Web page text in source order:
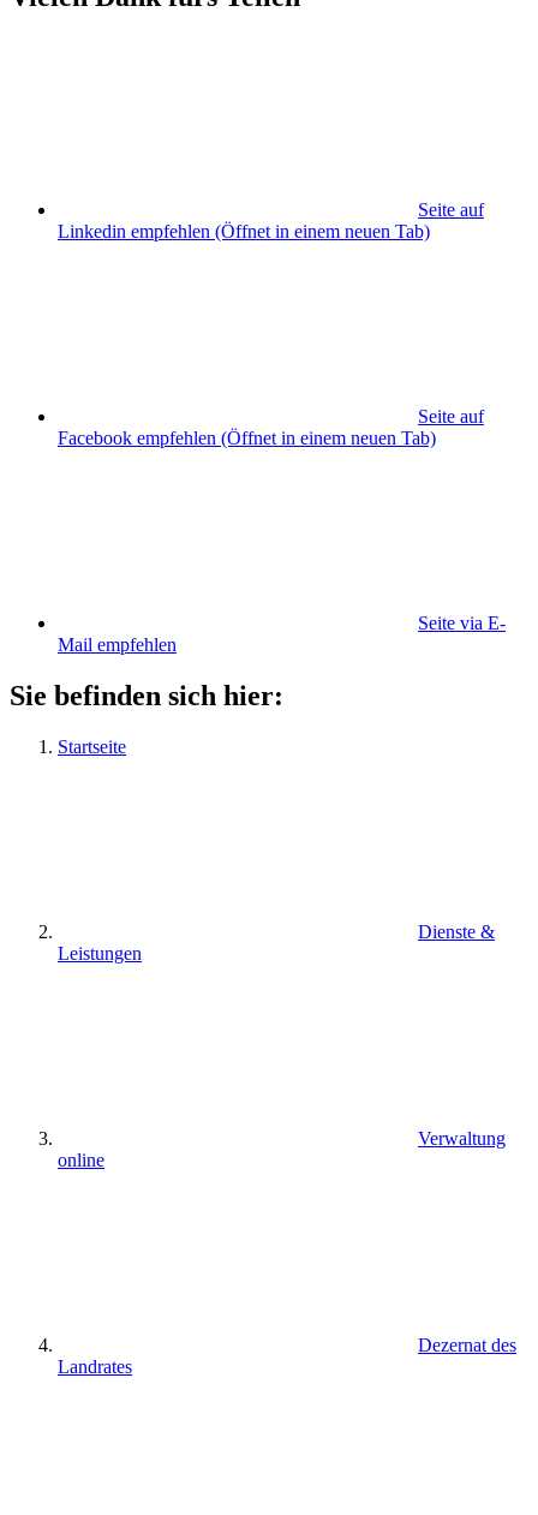
Seite auf
Linkedin empfehlen (Öffnet in einem neuen Tab)
Seite auf
Facebook empfehlen (Öffnet in einem neuen Tab)
Seite via E-
Mail empfehlen
Sie befinden sich hier:
Startseite
Dienste &
Leistungen
Verwaltung
online
Dezernat des
Landrates